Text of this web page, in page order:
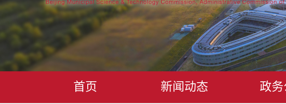
首页 新闻动态 政